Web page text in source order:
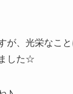
が、光栄なこ
した☆